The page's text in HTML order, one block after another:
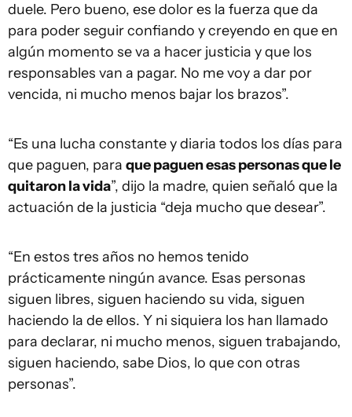
duele. Pero bueno, ese dolor es la fuerza que da
para poder seguir confiando y creyendo en que en
algún momento se va a hacer justicia y que los
responsables van a pagar. No me voy a dar por
vencida, ni mucho menos bajar los brazos”.
“Es una lucha constante y diaria todos los días para
que paguen, para que paguen esas personas que le
quitaron la vida”, dijo la madre, quien señaló que la
actuación de la justicia “deja mucho que desear”.
“En estos tres años no hemos tenido
prácticamente ningún avance. Esas personas
siguen libres, siguen haciendo su vida, siguen
haciendo la de ellos. Y ni siquiera los han llamado
para declarar, ni mucho menos, siguen trabajando,
siguen haciendo, sabe Dios, lo que con otras
personas”.